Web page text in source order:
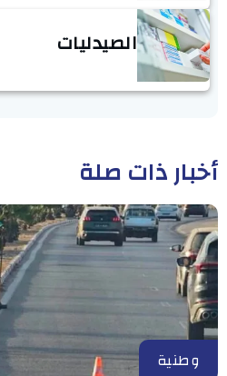
الصيدليات
أخبار ذات صلة
وطنية